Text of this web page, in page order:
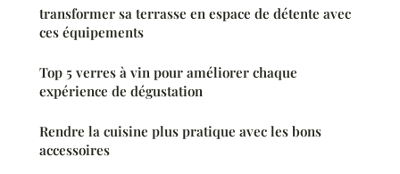
transformer sa terrasse en espace de détente avec
ces équipements
Top 5 verres à vin pour améliorer chaque
expérience de dégustation
Rendre la cuisine plus pratique avec les bons
accessoires